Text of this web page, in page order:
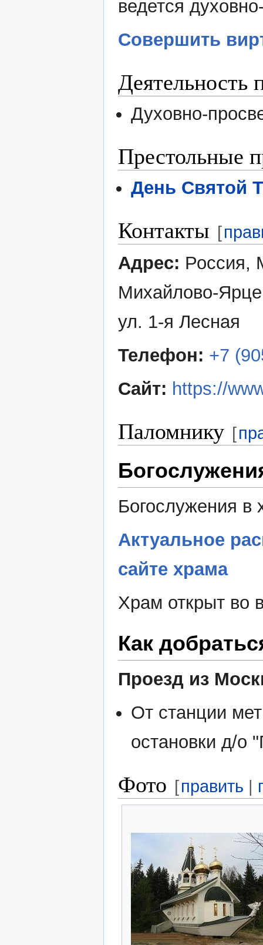
ведется
Совершить
Деятельность
Духовно-
Престольные
День Святой
Контакты [
Адрес: Россия,
Михайлово-
ул. 1-я Лесная
Телефон: +7
Сайт: https://
Паломнику [
Богослужения в
Актуальное
сайте храма
Храм открыт во
Как
Проезд из
От станции
остановки д/о
Фото [править